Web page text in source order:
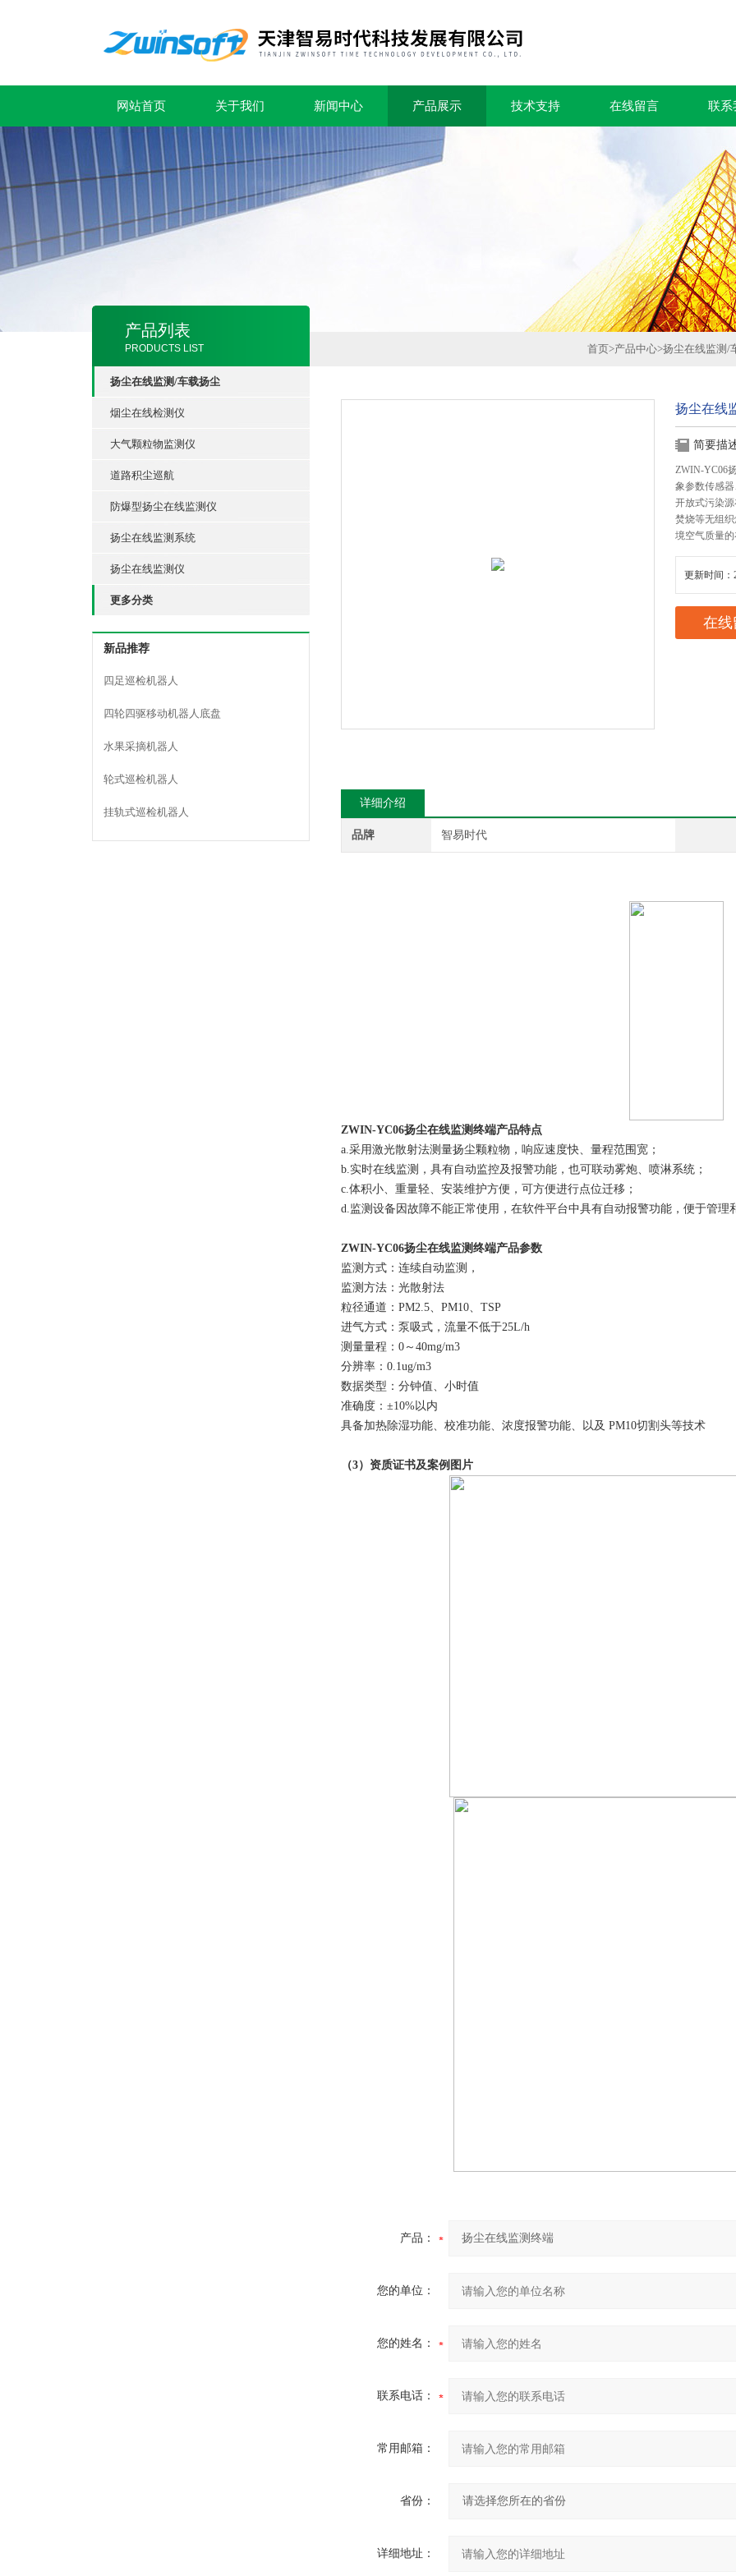
网站首页 关于我们 新闻中心 产品展示 技术支持 在线留言 联系
产品列表
PRODUCTS LIST
扬尘在线监测/车载扬尘
烟尘在线检测仪
大气颗粒物监测仪
道路积尘巡航
防爆型扬尘在线监测仪
扬尘在线监测系统
扬尘在线监测仪
更多分类
新品推荐
四足巡检机器人
四轮四驱移动机器人底盘
水果采摘机器人
轮式巡检机器人
挂轨式巡检机器人
首页>产品中心>扬尘在线监测/
扬尘在线
简要描
ZWIN-YC06
象参数传感
开放式污染
焚烧等无组
境空气质量
更新时间：
在线
详细介绍
品牌 智易时代
ZWIN-YC06扬尘在线监测终端产品特点
a.采用激光散射法测量扬尘颗粒物，响应速度快、量程范围宽；
b.实时在线监测，具有自动监控及报警功能，也可联动雾炮、喷淋系统；
c.体积小、重量轻、安装维护方便，可方便进行点位迁移；
d.监测设备因故障不能正常使用，在软件平台中具有自动报警功能，便于管理
ZWIN-YC06扬尘在线监测终端产品参数
监测方式：连续自动监测，
监测方法：光散射法
粒径通道： PM2.5、PM10、TSP
进气方式：泵吸式，流量不低于25L/h
测量量程：0～40mg/m3
分辨率：0.1ug/m3
数据类型：分钟值、小时值
准确度：±10%以内
具备加热除湿功能、校准功能、浓度报警功能、以及 PM10切割头等技术
（3）资质证书及案例图片
产品：
您的单位：
您的姓名：
联系电话：
常用邮箱：
省份：
详细地址：